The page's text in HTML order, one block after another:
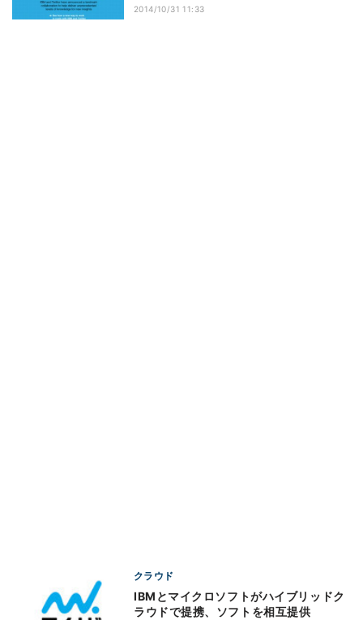
2014/10/31 11:33
クラウド
IBMとマイクロソフトがハイブリッドク
ラウドで提携、ソフトを相互提供